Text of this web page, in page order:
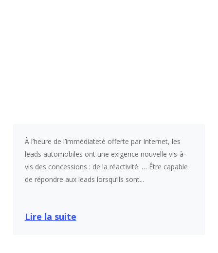
À l’heure de l’immédiateté offerte par Internet, les
leads automobiles ont une exigence nouvelle vis-à-
vis des concessions : de la réactivité. … Être capable
de répondre aux leads lorsqu’ils sont...
Lire la suite